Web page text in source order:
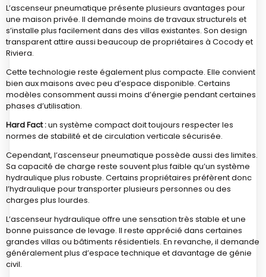
L’ascenseur pneumatique présente plusieurs avantages pour
une maison privée. Il demande moins de travaux structurels et
s’installe plus facilement dans des villas existantes. Son design
transparent attire aussi beaucoup de propriétaires à Cocody et
Riviera.
Cette technologie reste également plus compacte. Elle convient
bien aux maisons avec peu d’espace disponible. Certains
modèles consomment aussi moins d’énergie pendant certaines
phases d’utilisation.
Hard Fact :un système compact doit toujours respecter les
normes de stabilité et de circulation verticale sécurisée.
Cependant, l’ascenseur pneumatique possède aussi des limites.
Sa capacité de charge reste souvent plus faible qu’un système
hydraulique plus robuste. Certains propriétaires préfèrent donc
l’hydraulique pour transporter plusieurs personnes ou des
charges plus lourdes.
L’ascenseur hydraulique offre une sensation très stable et une
bonne puissance de levage. Il reste apprécié dans certaines
grandes villas ou bâtiments résidentiels. En revanche, il demande
généralement plus d’espace technique et davantage de génie
civil.